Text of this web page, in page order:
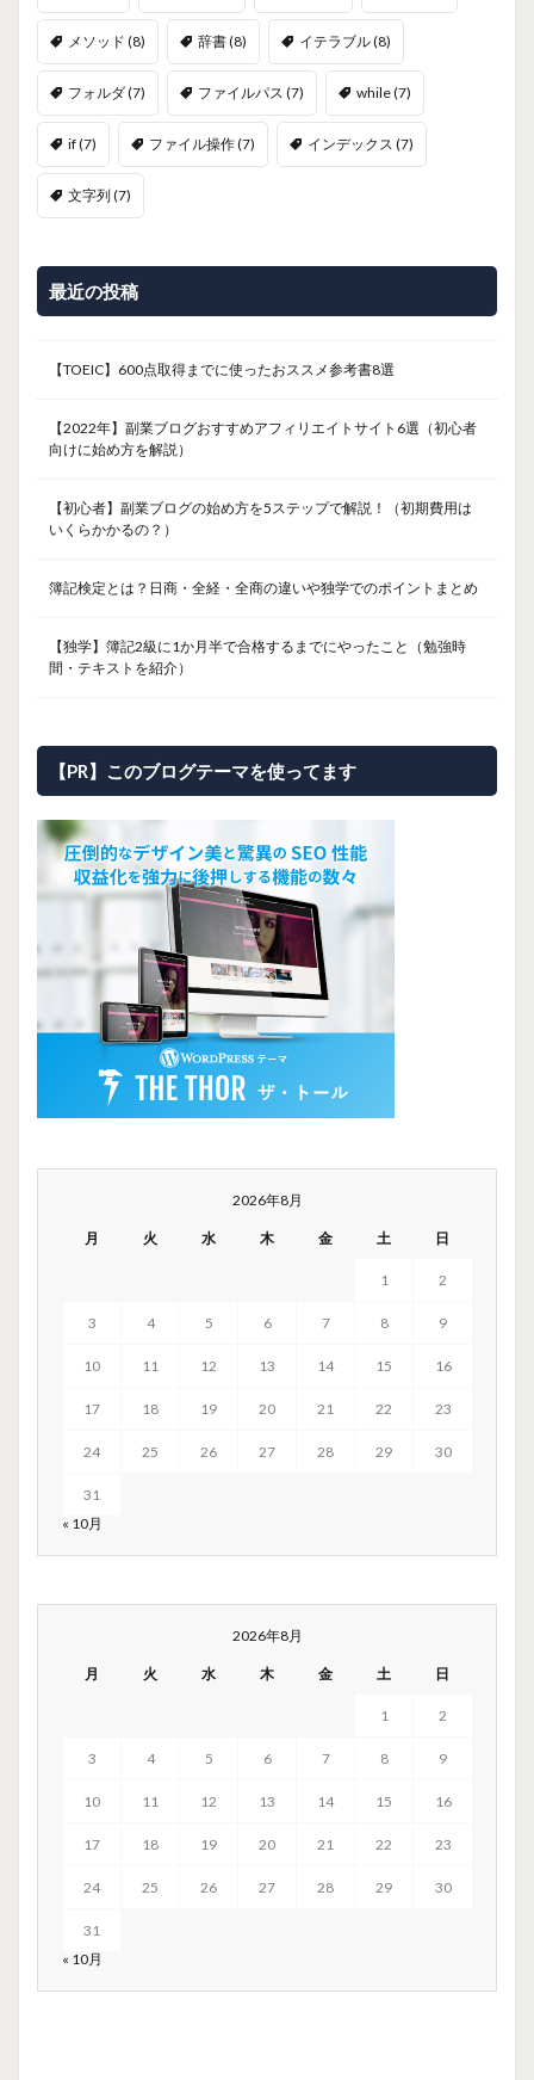
メソッド (8) 辞書(8) イテラブル(8)
フォルダ(7) ファイルパス (7) while(7)
if(7) ファイル操作(7) インデックス (7)
文字列 (7)
最近の投稿
【TOEIC】600点取得までに使ったおススメ参考書8選
【2022年】副業ブログおすすめアフィリエイトサイト6選（初心者
向けに始め方を解説）
【初心者】副業ブログの始め方を5ステップで解説！（初期費用は
いくらかかるの？）
簿記検定とは？日商・全経・全商の違いや独学でのポイントまとめ
【独学】簿記2級に1か月半で合格するまでにやったこと（勉強時
間・テキストを紹介）
【PR】このブログテーマを使ってます
2026年8月
月 火 水 木 金 土 日
1 2
3 4 5 6 7 8 9
10 11 12 13 14 15 16
17 18 19 20 21 22 23
24 25 26 27 28 29 30
31
« 10月
2026年8月
月 火 水 木 金 土 日
1 2
3 4 5 6 7 8 9
10 11 12 13 14 15 16
17 18 19 20 21 22 23
24 25 26 27 28 29 30
31
« 10月